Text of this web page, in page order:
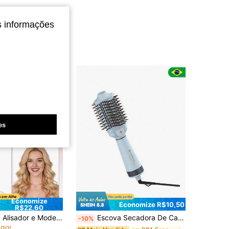
Economize
R$22,60
240V para Viagens, Resultados de Nível de Salão para Todos os Tipos de Cabelo, Penteado Multifuncional, Presente Ideal para Mulheres (Dia dos Namorados, Epifania, Carnaval, Dia de São Patrício, Dia dos Presidentes) para Casa, Viagem, Trabalho, Encontros, Festas, Feriados e Bailes de Máscaras
em Escova alisadora e modeladora de cachos
Economize R$10,50
-10% Escova Secadora De Cabelos Tô Pront@! Cadence Bivolt
informações